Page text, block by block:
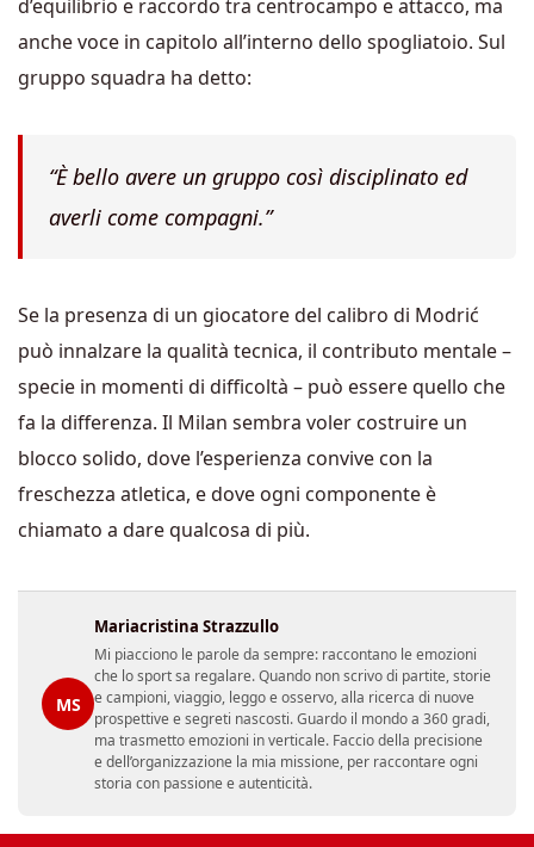
d’equilibrio e raccordo tra centrocampo e attacco, ma
anche voce in capitolo all’interno dello spogliatoio. Sul
gruppo squadra ha detto:
“È bello avere un gruppo così disciplinato ed
averli come compagni.”
Se la presenza di un giocatore del calibro di Modrić
può innalzare la qualità tecnica, il contributo mentale –
specie in momenti di difficoltà – può essere quello che
fa la differenza. Il Milan sembra voler costruire un
blocco solido, dove l’esperienza convive con la
freschezza atletica, e dove ogni componente è
chiamato a dare qualcosa di più.
MS
Mariacristina Strazzullo
Mi piacciono le parole da sempre: raccontano le emozioni
che lo sport sa regalare. Quando non scrivo di partite, storie
e campioni, viaggio, leggo e osservo, alla ricerca di nuove
prospettive e segreti nascosti. Guardo il mondo a 360 gradi,
ma trasmetto emozioni in verticale. Faccio della precisione
e dell’organizzazione la mia missione, per raccontare ogni
storia con passione e autenticità.